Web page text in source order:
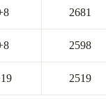
2681
2598
2519